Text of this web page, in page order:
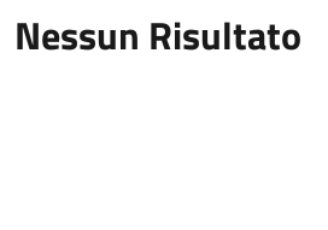
Nessun Risultato